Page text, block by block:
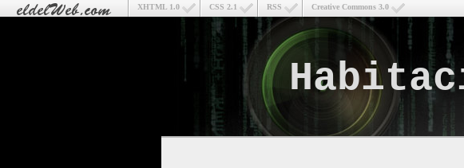
Creative Commons 3.0
RSS
CSS 2.1
XHTML 1.0